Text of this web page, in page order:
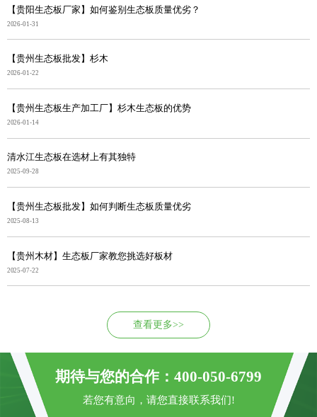
【贵阳生态板厂家】如何鉴别生态板质量优劣？
2026-01-31
【贵州生态板批发】杉木
2026-01-22
【贵州生态板生产加工厂】杉木生态板的优势
2026-01-14
清水江生态板在选材上有其独特
2025-09-28
【贵州生态板批发】如何判断生态板质量优劣
2025-08-13
【贵州木材】生态板厂家教您挑选好板材
2025-07-22
查看更多>>
期待与您的合作：400-050-6799
若您有意向，请您直接联系我们!